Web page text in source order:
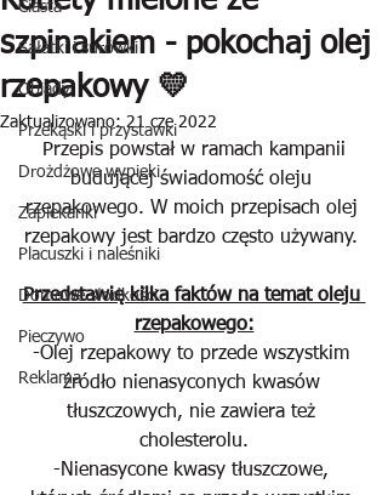
Ciasta
Sałatki i surówki
Obiady
Przekąski i przystawki
Drożdżowe wypieki
Zapiekanki
Placuszki i naleśniki
Domowe słodkości
Pieczywo
Reklama
szpinakiem - pokochaj olej
rzepakowy 💛
Zaktualizowano:21 cze 2022
budującej świadomość oleju
rzepakowego. W moich przepisach olej
rzepakowy jest bardzo często używany.
Przedstawię kilka faktów na temat oleju
rzepakowego:
-Olej rzepakowy to przede wszystkim
źródło nienasyconych kwasów
tłuszczowych, nie zawiera też
cholesterolu.
-Nienasycone kwasy tłuszczowe,